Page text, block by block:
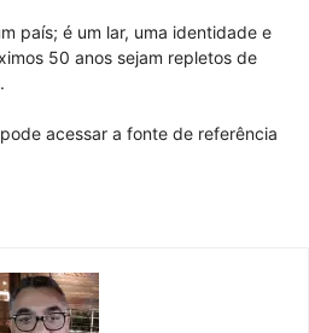
país; é um lar, uma identidade e
50 anos sejam repletos de
acessar a fonte de referência